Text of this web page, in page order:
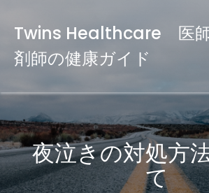
Twins Healthcare 医
剤師の健康ガイド
夜泣きの対処方
て